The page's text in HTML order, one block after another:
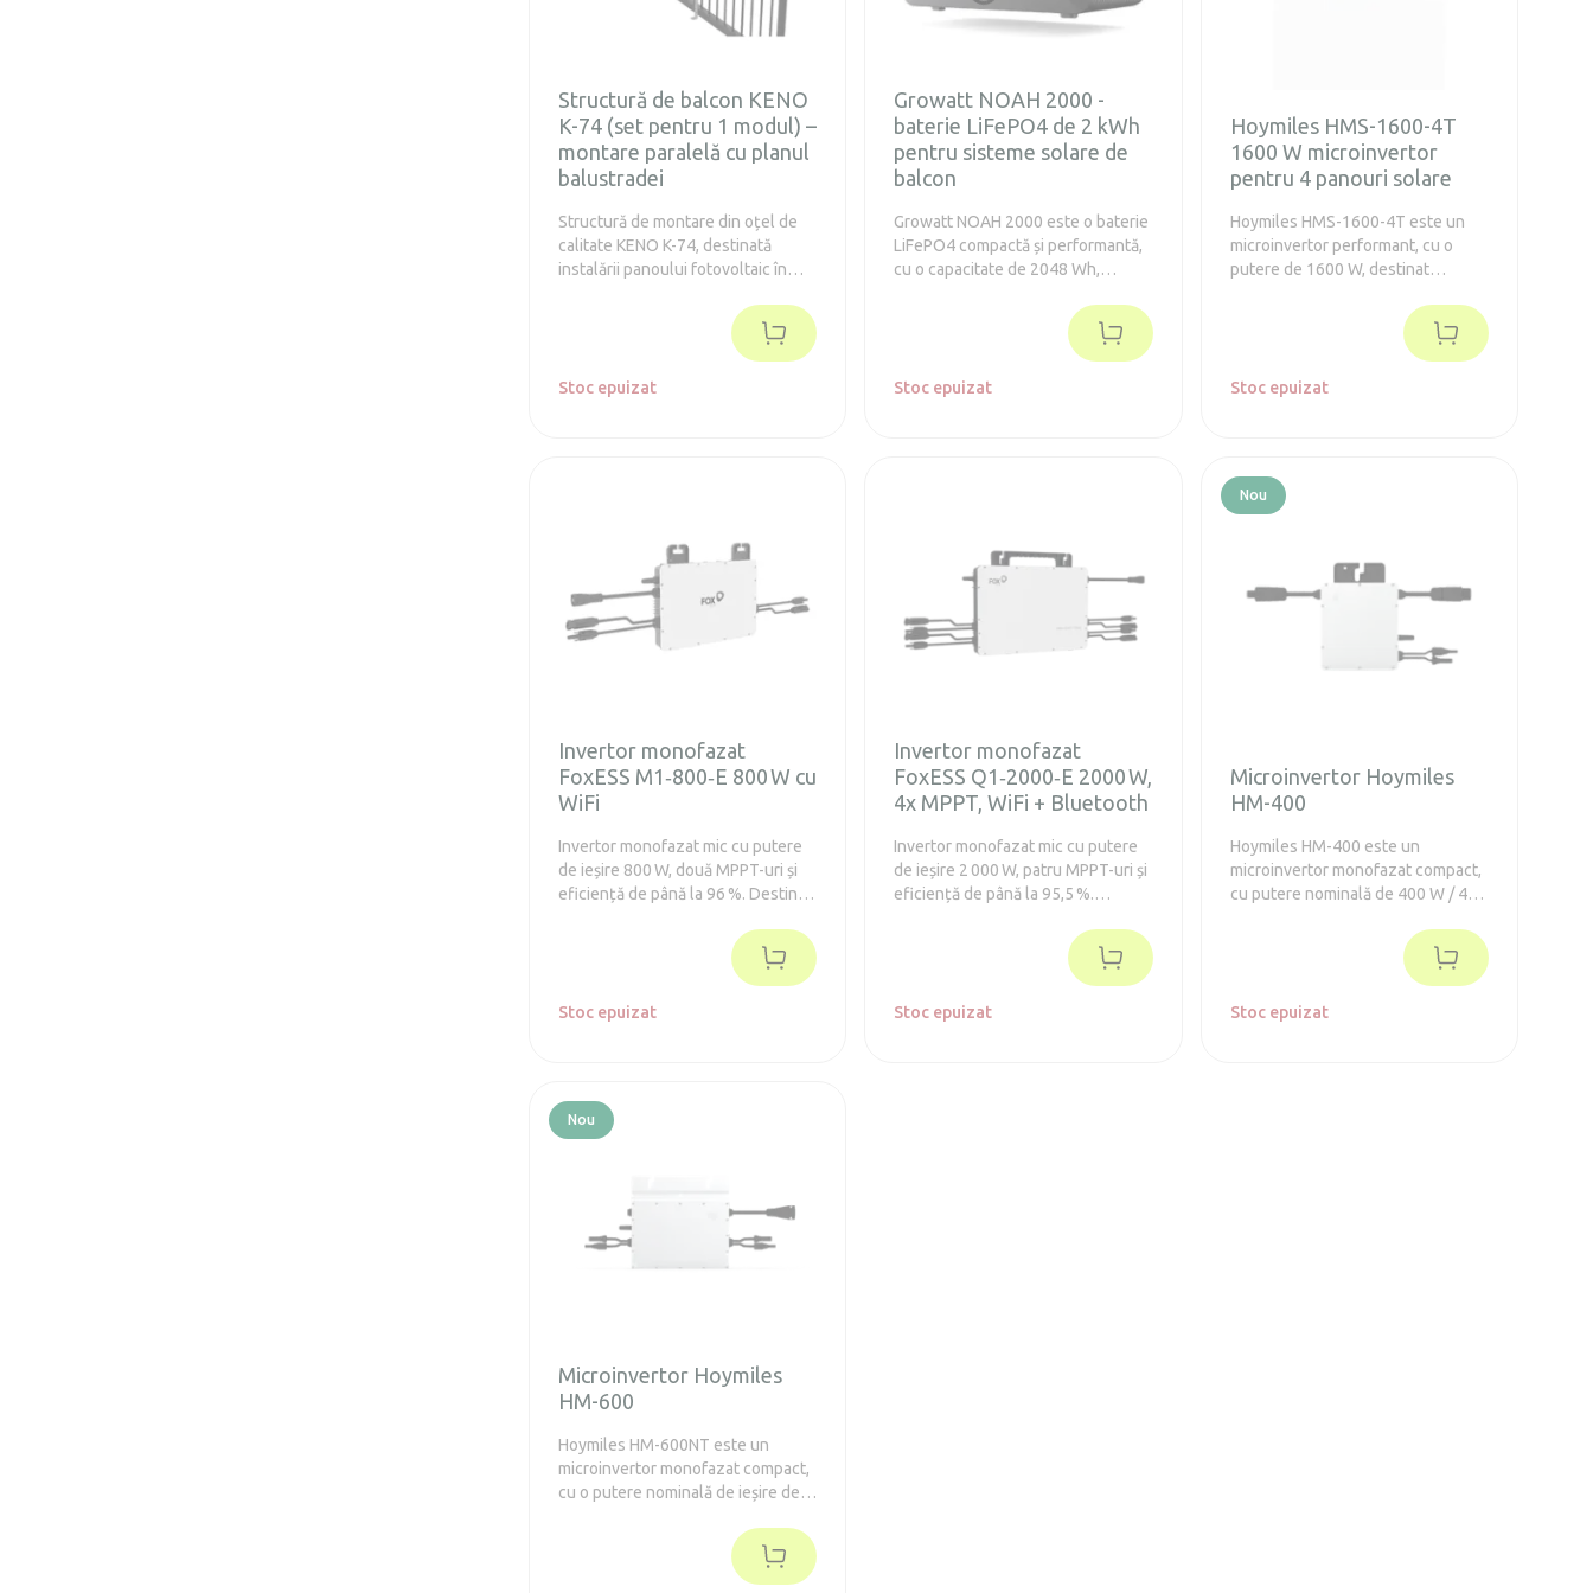
balconului Stabilitate ridicată și
standard
Structură de balcon KENO
K-74 (set pentru 1 modul) –
montare paralelă cu planul
balustradei
Structură de montare din oțel de
calitate KENO K-74, destinată
instalării panoului fotovoltaic în
balconului (înclinație 0°). Setul
conține 2 suporturi fixe din oțel cu
acoperire de magneziu-zinc, care
asigură o rezistență ridicată la
Fixare stabilă și sigură a panoului
Montare paralelă cu balustrada
(orizontală) Material rezistent cu
garanție îndelungată Soluție ideală
pentru sistemele solare de balcon
Stoc epuizat
Growatt NOAH 2000 -
baterie LiFePO4 de 2 kWh
pentru sisteme solare de
balcon
Growatt NOAH 2000 este o baterie
LiFePO4 compactă și performantă,
cu o capacitate de 2048 Wh,
solare de balcon și de mici
dimensiuni. Stochează energia
excedentară provenită de la
panourile solare și o restituie
praf IP66 Funcție de încălzire –
funcționare fiabilă chiar și la -20 °C
Growatt NEO 800M-X Celulă
LiFePO4 sigură (peste 6000 de
Stoc epuizat
Hoymiles HMS-1600-4T
1600 W microinvertor
pentru 4 panouri solare
Hoymiles HMS-1600-4T este un
microinvertor performant, cu o
putere de 1600 W, destinat
solare. Este ideal pentru sisteme
fotovoltaice de balcon și sisteme
fotovoltaice mai mici, unde asigură
conversia eficientă a energiei
Stoc epuizat
Invertor monofazat
FoxESS M1‑800‑E 800 W cu
WiFi
Invertor monofazat mic cu putere
de ieșire 800 W, două MPPT-uri și
eficiență de până la 96 %. Destinat
instalațiilor de pe balcoane, cu
instalare Plug-and-Play și
monitorizare de la distanță prin
WiFi integrat.
Stoc epuizat
Invertor monofazat
FoxESS Q1‑2000‑E 2000 W,
4x MPPT, WiFi + Bluetooth
Invertor monofazat mic cu putere
de ieșire 2 000 W, patru MPPT-uri și
eficiență de până la 95,5 %.
mici și medii, cu posibilitatea de a
conecta până la 4 panouri solare,
monitorizare de la distanță prin
Stoc epuizat
Nou
Microinvertor Hoymiles
HM-400
Hoymiles HM-400 este un
microinvertor monofazat compact,
cu putere nominală de 400 W / 400
unui singur panou fotovoltaic. Este
rezidențiale mici sau instalații
modulare, oferind conversie
Stoc epuizat
Nou
Microinvertor Hoymiles
HM-600
Hoymiles HM-600NT este un
microinvertor monofazat compact,
cu o putere nominală de ieșire de
panouri solare. Dispune de 2
MPPT-uri independente, eficiență
maximă CEC de până la 96,7%,